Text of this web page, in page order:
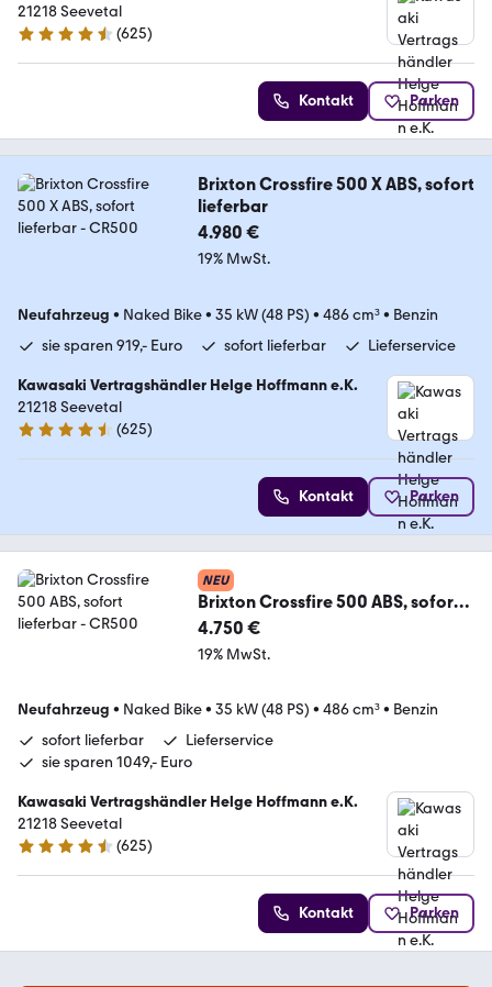
21218 Seevetal
4.6 Sterne
(625)
Kontakt Parken
Brixton Crossfire 500 X ABS, sofort
lieferbar
4.980 €
19% MwSt.
Neufahrzeug • Naked Bike• 35 kW (48 PS) • 486 cm³• Benzin
sie sparen 919,- Euro
sofort lieferbar Lieferservice
Kawasaki Vertragshändler Helge Hoffmann e.K.
21218 Seevetal
4.6 Sterne
(625)
Kontakt Parken
NEU
Brixton Crossfire 500 ABS, sofort
lieferbar
4.750 €
19% MwSt.
Neufahrzeug • Naked Bike• 35 kW (48 PS) • 486 cm³• Benzin
sofort lieferbar
Lieferservice
sie sparen 1049,- Euro
Kawasaki Vertragshändler Helge Hoffmann e.K.
21218 Seevetal
4.6 Sterne
(625)
Kontakt Parken